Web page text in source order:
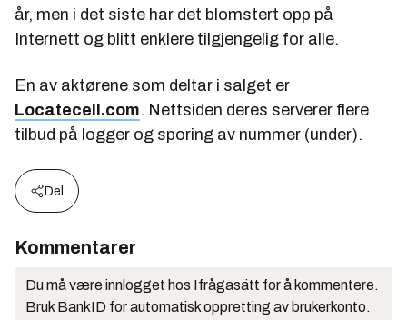
år, men i det siste har det blomstert opp på
Internett og blitt enklere tilgjengelig for alle.
En av aktørene som deltar i salget er
Locatecell.com. Nettsiden deres serverer flere
tilbud på logger og sporing av nummer (under).
Del
Kommentarer
Du må være innlogget hos Ifrågasätt for å kommentere.
Bruk BankID for automatisk oppretting av brukerkonto.